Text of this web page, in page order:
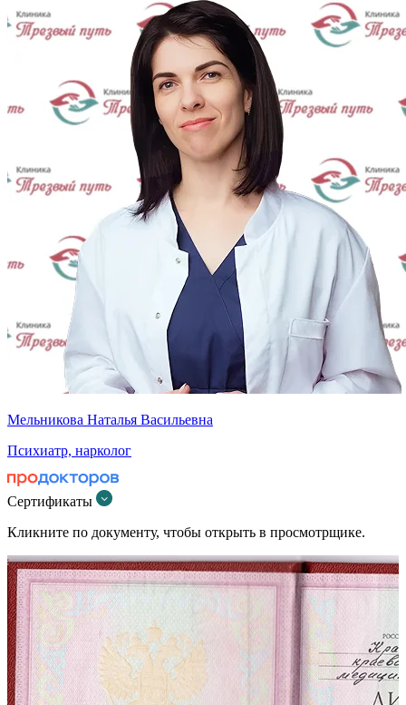
Мельникова Наталья Васильевна
Психиатр, нарколог
Сертификаты
Кликните по документу, чтобы открыть в просмотрщике.